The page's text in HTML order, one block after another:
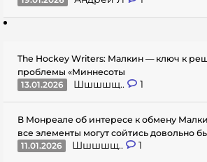
The Hockey Writers: Малкин — ключ к
проблемы «Миннесоты
13.01.2026
Шшшшщ.. 1
В Монреале об интересе к обмену
все элементы могут сойтись довольно
11.01.2026
Шшшшщ.. 1